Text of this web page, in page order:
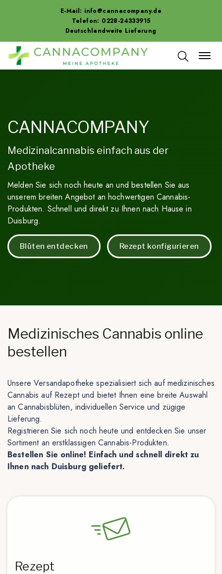
E-Mail: info@cannacompany.de
Telefon: 0228-24333915
Deutschlandweite Lieferung
CANNACOMPANY
Medizinalcannabis einfach aus der
Apotheke
Melden Sie sich noch heute an und bestellen Sie aus
unserem breiten Angebot an hochwertigen Cannabis-
Produkten. Schnell und direkt zu Ihnen nach Hause in
Duisburg.
Blüten entdecken Rezept konfigurieren
Medizinisches Cannabis online
bestellen
Unsere Versandapotheke spezialisiert sich auf medizinisches
Cannabis auf Rezept und bietet Ihnen eine breite Auswahl
an Cannabisblüten, individuellen Service und zügige
Lieferung.
Registrieren Sie sich noch heute und entdecken Sie unser
Sortiment an erstklassigen Cannabis-Produkten.
Bestellen Sie online! Einfach und schnell direkt zu
Ihnen nach Duisburg geliefert.
Rezept